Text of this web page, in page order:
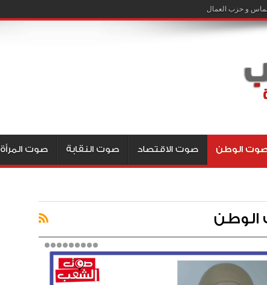
حماس و حزب العمال
الوطن صوت الاقتصاد صوت النقابة صوت المرأة